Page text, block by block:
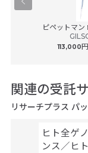
ピペットマ
113,000
関連の受託
リサーチプラス パ
ヒト全ゲ
ンス／ヒ